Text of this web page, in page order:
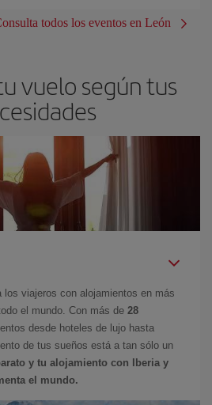
todos los eventos en León
vuelo según tus
los viajeros con alojamientos en más
el mundo. Con más de 28
desde hoteles de lujo hasta
de tus sueños está a tan sólo un
y tu alojamiento con Iberia y
el mundo.